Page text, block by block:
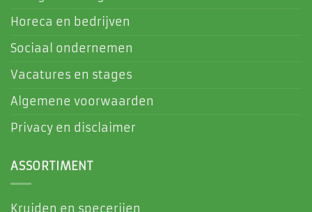
Horeca en bedrijven
Sociaal ondernemen
Vacatures en stages
Algemene voorwaarden
Privacy en disclaimer
ASSORTIMENT
Kruiden en specerijen